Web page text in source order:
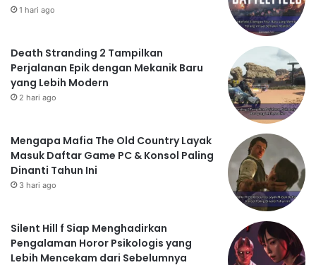
1 hari ago
Death Stranding 2 Tampilkan
Perjalanan Epik dengan Mekanik Baru
yang Lebih Modern
2 hari ago
Mengapa Mafia The Old Country Layak
Masuk Daftar Game PC & Konsol Paling
Dinanti Tahun Ini
3 hari ago
Silent Hill f Siap Menghadirkan
Pengalaman Horor Psikologis yang
Lebih Mencekam dari Sebelumnya